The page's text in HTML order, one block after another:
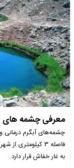
معرفی چشمه های
چشمه‌های آبگرم درمانی
فاصله ۳
به غار خفاش قرار دارد.